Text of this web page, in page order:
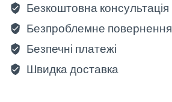
Безкоштовна консультація
Безпроблемне повернення
Безпечні платежі
Швидка доставка